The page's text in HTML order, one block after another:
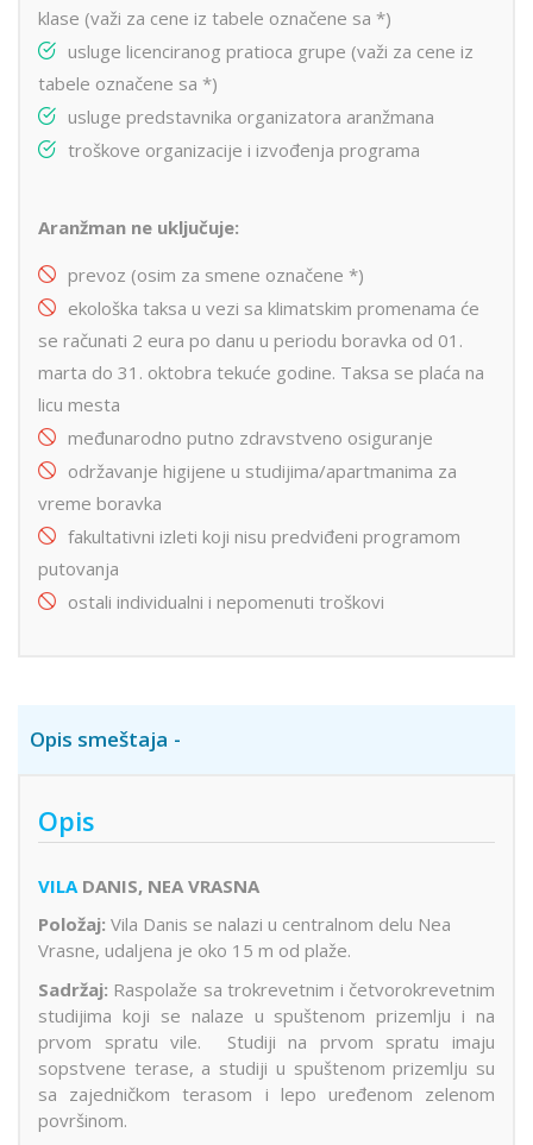
klase (važi za cene iz tabele označene sa *)
usluge licenciranog pratioca grupe (važi za cene iz
tabele označene sa *)
usluge predstavnika organizatora aranžmana
troškove organizacije i izvođenja programa
Aranžman ne uključuje:
prevoz (osim za smene označene *)
ekološka taksa u vezi sa klimatskim promenama će
se računati 2 eura po danu u periodu boravka od 01.
marta do 31. oktobra tekuće godine. Taksa se plaća na
licu mesta
međunarodno putno zdravstveno osiguranje
održavanje higijene u studijima/apartmanima za
vreme boravka
fakultativni izleti koji nisu predviđeni programom
putovanja
ostali individualni i nepomenuti troškovi
Opis smeštaja
Opis
VILA DANIS, NEA VRASNA
Položaj: Vila Danis se nalazi u centralnom delu Nea
Vrasne, udaljena je oko 15 m od plaže.
Sadržaj: Raspolaže sa trokrevetnim i četvorokrevetnim
studijima koji se nalaze u spuštenom prizemlju i na
prvom spratu vile. Studiji na prvom spratu imaju
sopstvene terase, a studiji u spuštenom prizemlju su
sa zajedničkom terasom i lepo uređenom zelenom
površinom.